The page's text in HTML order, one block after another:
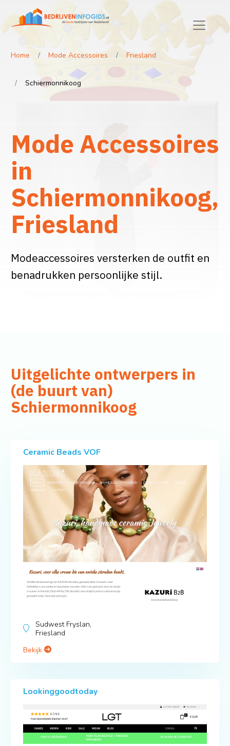
Home Mode Accessoires Friesland
Schiermonnikoog
Mode Accessoires
in
Schiermonnikoog,
Friesland
Modeaccessoires versterken de outfit en
benadrukken persoonlijke stijl.
Uitgelichte ontwerpers in
(de buurt van)
Schiermonnikoog
Ceramic Beads VOF
Sudwest Fryslan,
Friesland
Bekijk
Lookinggoodtoday